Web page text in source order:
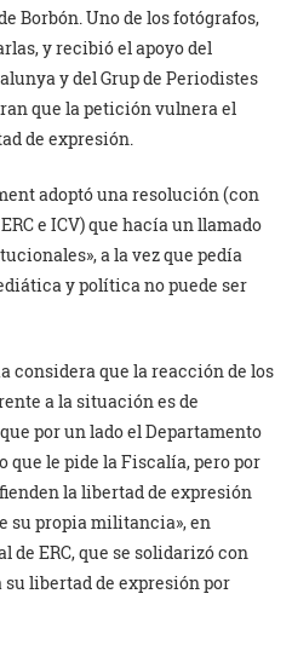
Borbón. Uno de los fotógrafos,
y recibió el apoyo del
y del Grup de Periodistes
que la petición vulnera el
de expresión.
adoptó una resolución (con
e ICV) que hacía un llamado
a la vez que pedía
y política no puede ser
considera que la reacción de los
a la situación es de
por un lado el Departamento
que le pide la Fiscalía, pero por
la libertad de expresión
su propia militancia», en
ERC, que se solidarizó con
su libertad de expresión por